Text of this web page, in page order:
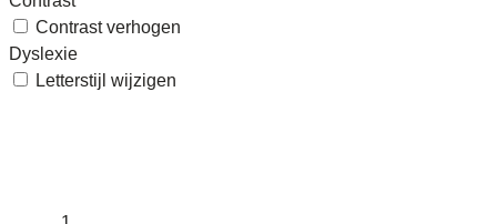
Contrast verhogen
Dyslexie
Letterstijl wijzigen